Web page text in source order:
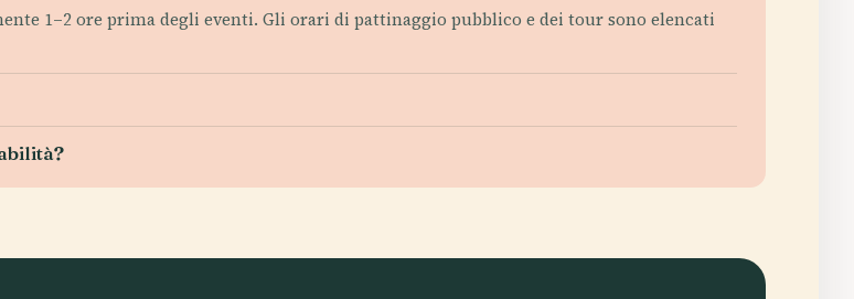
1–2 ore prima degli eventi. Gli orari di pattinaggio pubblico e dei tour sono elencati